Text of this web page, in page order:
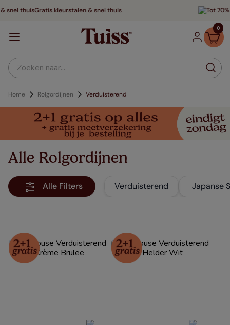
Tot 70% voordeliger
0
Zoeken naar...
Home Rolgordijnen Verduisterend
Alle Rolgordijnen
Alle Filters Verduisterend Japanse